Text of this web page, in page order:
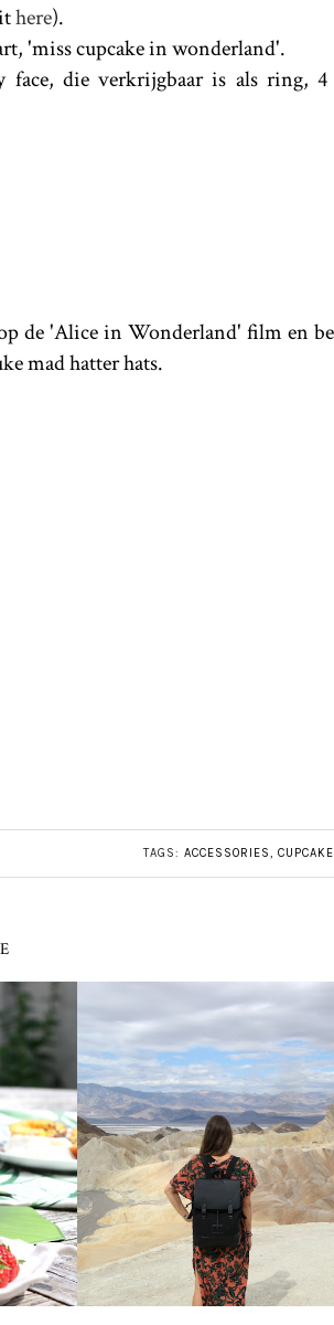
here).
'miss cupcake in wonderland'.
face, die verkrijgbaar is als ring, 4
de 'Alice in Wonderland' film en
mad hatter hats.
TAGS: ACCESSORIES, CUPCAKE